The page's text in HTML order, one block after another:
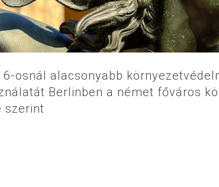
osnál alacsonyabb
Berlinben a német főváros
szerint